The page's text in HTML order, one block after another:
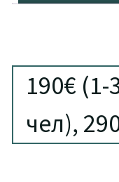
Веселый гид и
т вас настроением!
190€ (1-
чел),